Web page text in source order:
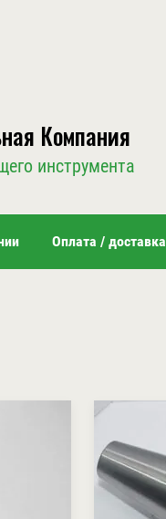
Оплата / доставка
Компания
инструмента